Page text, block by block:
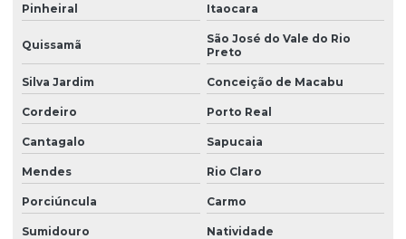
Pinheiral Itaocara
Quissamã
São José do Vale do Rio
Preto
Silva Jardim Conceição de Macabu
Cordeiro Porto Real
Cantagalo Sapucaia
Mendes Rio Claro
Porciúncula Carmo
Sumidouro Natividade